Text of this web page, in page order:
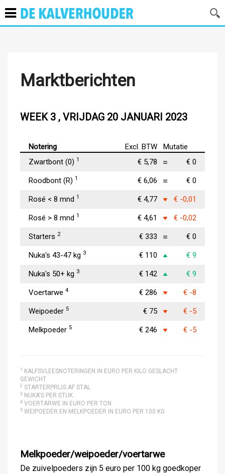
Marktberichten
WEEK 3 , VRIJDAG 20 JANUARI 2023
Notering Excl. BTW
Mutatie
Zwartbont (0) 1 € 5,78 € 0
Roodbont (R) 1 € 6,06 € 0
Rosé < 8 mnd 1 € 4,77 € -0,01
Rosé > 8 mnd 1 € 4,61 € -0,02
Starters 2 € 333 € 0
Nuka's 43-47 kg 3 € 110 € 9
Nuka's 50+ kg 3 € 142 € 9
Voertarwe 4 € 286 € -8
Weipoeder 5 € 75 € -5
Melkpoeder 5 € 246 € -5
1
KALFSVLEESNOTERINGEN IN EURO PER KILO GESLACHT
GEWICHT
2 STARTERPRIJS AF STAL
3 NUKA'S PER STUK
4 VOERTARWE IN EURO PER TON.
5 WEIPOEDER EN MELKPOEDER IN EURO PER 100 KG
Melkpoeder/weipoeder/voertarwe
De zuivelpoeders zijn 5 euro per 100 kg goedkoper